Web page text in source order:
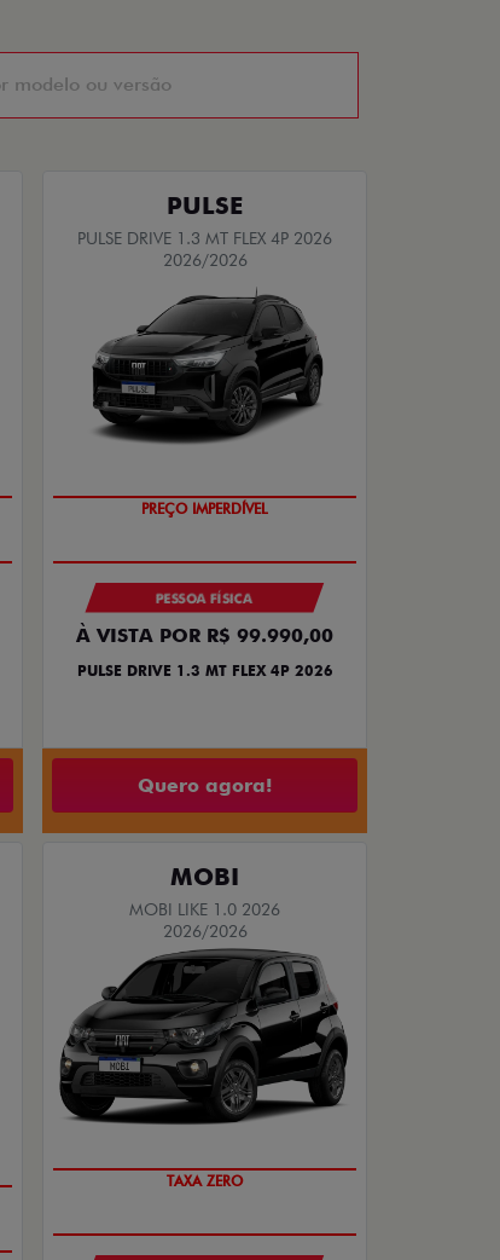
PULSE
PULSE DRIVE 1.3 MT FLEX 4P 2026
2026/2026
PREÇO IMPERDÍVEL
PESSOA FÍSICA
À VISTA POR R$ 99.990,00
PULSE DRIVE 1.3 MT FLEX 4P 2026
Quero agora!
MOBI
MOBI LIKE 1.0 2026
2026/2026
TAXA ZERO